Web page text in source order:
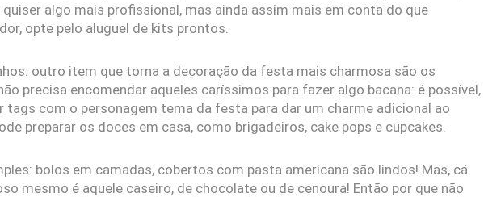
quiser algo mais profissional, mas ainda assim mais em conta do que
opte pelo aluguel de kits prontos.
outro item que torna a decoração da festa mais charmosa são os
precisa encomendar aqueles caríssimos para fazer algo bacana: é possível,
tags com o personagem tema da festa para dar um charme adicional ao
preparar os doces em casa, como brigadeiros, cake pops e cupcakes.
bolos em camadas, cobertos com pasta americana são lindos! Mas, cá
mesmo é aquele caseiro, de chocolate ou de cenoura! Então por que não